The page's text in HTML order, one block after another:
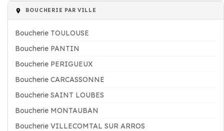
BOUCHERIE PAR VILLE
Boucherie TOULOUSE
Boucherie PANTIN
Boucherie PERIGUEUX
Boucherie CARCASSONNE
Boucherie SAINT LOUBES
Boucherie MONTAUBAN
Boucherie VILLECOMTAL SUR ARROS